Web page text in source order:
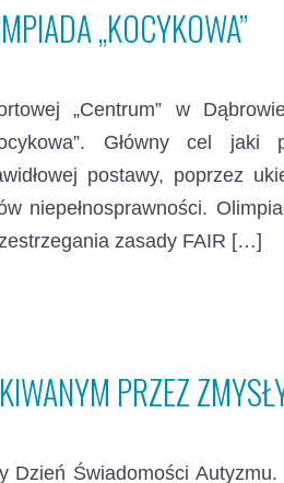
„KOCYKOWA”
„Centrum” w
Główny cel jaki
postawy, poprzez
niepełnosprawności.
zasady FAIR […]
PRZEZ
Świadomości Autyzmu.